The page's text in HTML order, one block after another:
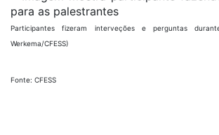
Participantes fizeram interveções e perguntas
Werkema/CFESS)
Fonte: CFESS